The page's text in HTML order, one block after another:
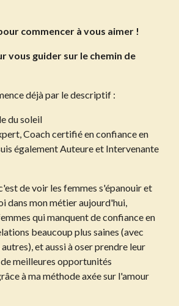
commencer à vous aimer !
vous guider sur le chemin de
déjà par le descriptif :
du soleil
Coach certifié en confiance en
également Auteure et Intervenante
de voir les femmes s'épanouir et
dans mon métier aujourd'hui,
qui manquent de confiance en
beaucoup plus saines (avec
et aussi à oser prendre leur
meilleures opportunités
à ma méthode axée sur l'amour